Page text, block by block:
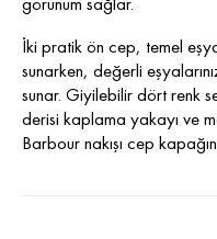
İki pratik ön cep, temel
sunarken, değerli
sunar. Giyilebilir dört renk
derisi kaplama yakayı ve
Barbour nakışı cep